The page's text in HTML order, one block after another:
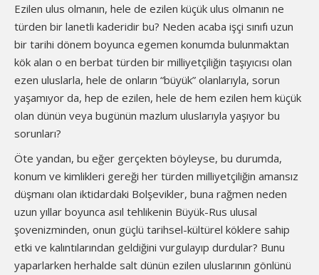
Ezilen ulus olmanın, hele de ezilen küçük ulus olmanın ne
türden bir lanetli kaderidir bu? Neden acaba işçi sınıfı uzun
bir tarihi dönem boyunca egemen konumda bulunmaktan
kök alan o en berbat türden bir milliyetçiliğin taşıyıcısı olan
ezen uluslarla, hele de onların “büyük” olanlarıyla, sorun
yaşamıyor da, hep de ezilen, hele de hem ezilen hem küçük
olan dünün veya bugünün mazlum uluslarıyla yaşıyor bu
sorunları?
Öte yandan, bu eğer gerçekten böyleyse, bu durumda,
konum ve kimlikleri gereği her türden milliyetçiliğin amansız
düşmanı olan iktidardaki Bolşevikler, buna rağmen neden
uzun yıllar boyunca asıl tehlikenin Büyük-Rus ulusal
şovenizminden, onun güçlü tarihsel-kültürel köklere sahip
etki ve kalıntılarından geldiğini vurgulayıp durdular? Bunu
yaparlarken herhalde salt dünün ezilen uluslarının gönlünü